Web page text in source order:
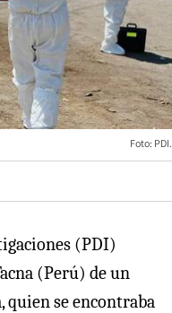
Foto: PDI.
(PDI)
(Perú) de un
quien se encontraba